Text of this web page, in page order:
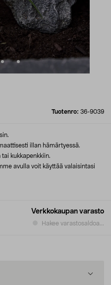
Tuotenro: 36-9039
Verkkokaupan varasto
Hakee varastosaldoa...
illan hämärtyessä.
tai kukkapenkkiin.
avulla voit käyttää valaisintasi